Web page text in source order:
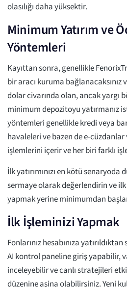
olasılığı daha yüksektir.
Minimum Yatırım ve
Yöntemleri
Kayıttan sonra, genellikle
bir aracı kuruma bağlanacaksınız
dolar civarında olan, ancak yargı
minimum depozitoyu yatırmanız
yöntemleri genellikle kredi veya
havaleleri ve bazen de e-
işlemlerini içerir ve her biri farklı
İlk yatırımınızı en kötü
sermaye olarak değerlendirin ve ilk
yapmak yerine minimumdan
İlk İşleminizi Yapmak
Fonlarınız hesabınıza
AI kontrol paneline giriş yapabilir,
inceleyebilir ve canlı stratejileri
düzenine aşina olabilirsiniz. Yeni